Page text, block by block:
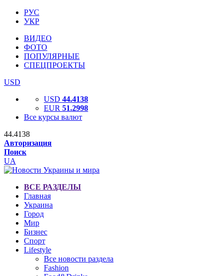
РУС
УКР
ВИДЕО
ФОТО
ПОПУЛЯРНЫЕ
СПЕЦПРОЕКТЫ
USD
USD 44.4138
EUR 51.2998
Все курсы валют
44.4138
Авторизация
Поиск
UA
ВСЕ РАЗДЕЛЫ
Главная
Украина
Город
Мир
Бизнес
Спорт
Lifestyle
Все новости раздела
Fashion